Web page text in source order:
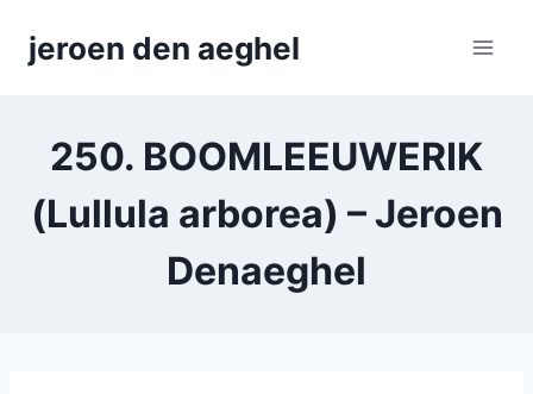
jeroen den aeghel
250. BOOMLEEUWERIK
(Lullula arborea) – Jeroen
Denaeghel